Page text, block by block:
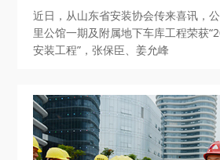
近日，从山东省安装协会传来喜讯，
里公馆一期及附属地下车库工程荣获
安装工程”，张保臣、姜允峰